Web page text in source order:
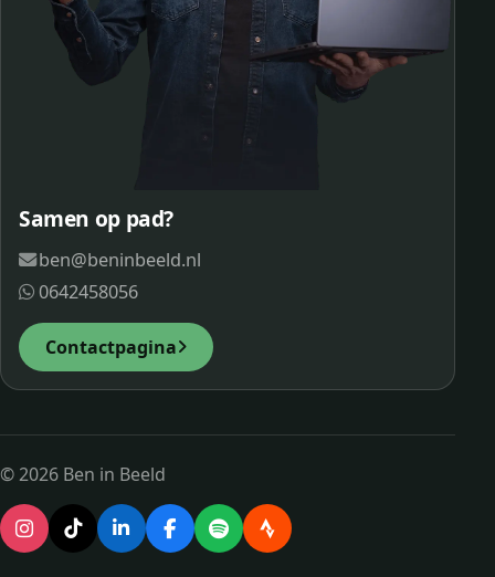
Samen op pad?
ben@beninbeeld.nl
0642458056
Contactpagina
© 2026 Ben in Beeld
Instagram
TikTokLinkedInFacebook
SpotifyStrava